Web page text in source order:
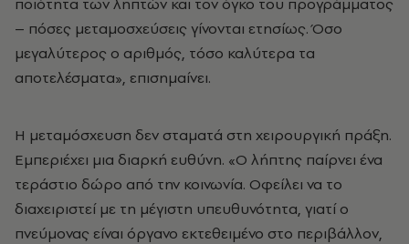
– πόσες μεταμοσχεύσεις γίνονται ετησίως. Όσο
μεγαλύτερος ο αριθμός, τόσο καλύτερα τα
αποτελέσματα», επισημαίνει.
Η μεταμόσχευση δεν σταματά στη χειρουργική πράξη.
Εμπεριέχει μια διαρκή ευθύνη. «Ο λήπτης παίρνει ένα
τεράστιο δώρο από την κοινωνία. Οφείλει να το
διαχειριστεί με τη μέγιστη υπευθυνότητα, γιατί ο
πνεύμονας είναι όργανο εκτεθειμένο στο περιβάλλον,